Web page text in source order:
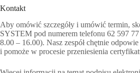
Kontakt
Aby omówić szczegóły i umówić termin,
SYSTEM pod numerem telefonu 62 597
8.00 – 16.00). Nasz zespół chętnie
i pomoże w procesie przeniesienia